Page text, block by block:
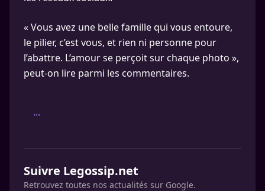
« Vous avez une belle famille qui vous entoure,
le pilier, c’est vous, et rien ni personne pour
l’abattre. L’amour se perçoit sur chaque photo »,
peut-on lire parmi les commentaires.
...
Suivre Legossip.net
Retrouvez toutes nos actualités sur Google.